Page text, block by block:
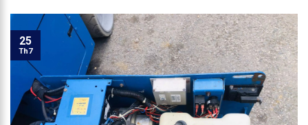
25
Th7